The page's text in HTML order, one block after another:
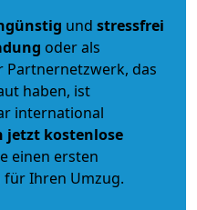
und stressfrei
oder als
Partnernetzwerk, das
haben, ist
international
jetzt kostenlose
einen ersten
für Ihren Umzug.